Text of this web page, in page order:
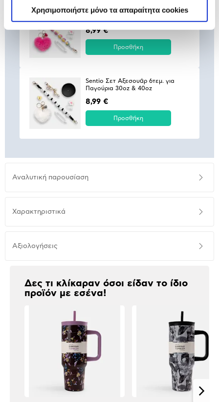
Χρησιμοποιήστε μόνο τα απαραίτητα cookies
Sentio Σετ Αξεσουάρ 6τεμ. για
8,99 €
Προσθήκη
Sentio Σετ Αξεσουάρ 6τεμ. για
Παγούρια 30oz & 40oz
8,99 €
Προσθήκη
Αναλυτική παρουσίαση
Χαρακτηριστικά
Αξιολογήσεις
Δες τι κλίκαραν όσοι είδαν το ίδιο
προϊόν με εσένα!